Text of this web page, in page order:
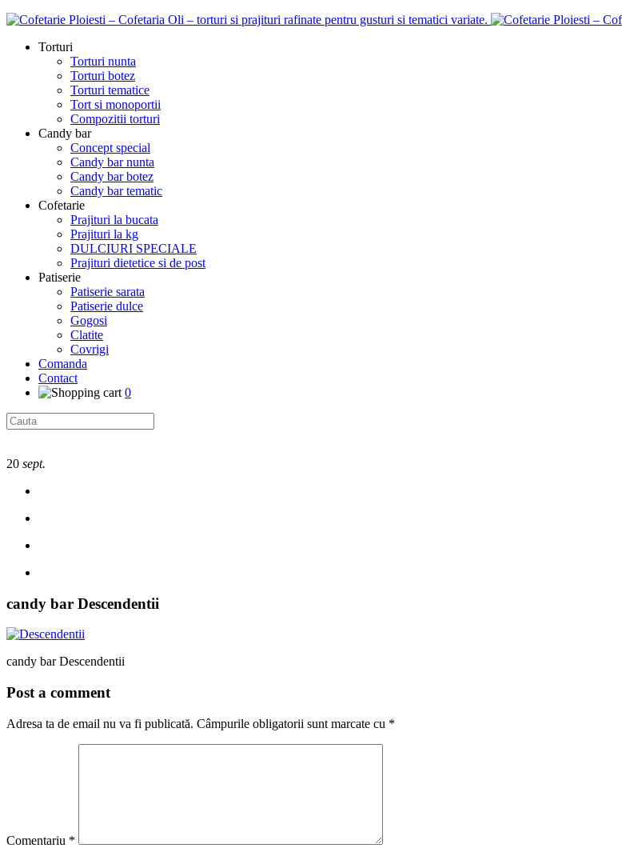
Torturi
Torturi nunta
Torturi botez
Torturi tematice
Tort si monoportii
Compozitii torturi
Candy bar
Concept special
Candy bar nunta
Candy bar botez
Candy bar tematic
Cofetarie
Prajituri la bucata
Prajituri la kg
DULCIURI SPECIALE
Prajituri dietetice si de post
Patiserie
Patiserie sarata
Patiserie dulce
Gogosi
Clatite
Covrigi
Comanda
Contact
0
20 sept.
candy bar Descendentii
candy bar Descendentii
Post a comment
Adresa ta de email nu va fi publicată. Câmpurile obligatorii sunt marcate cu *
Comentariu *